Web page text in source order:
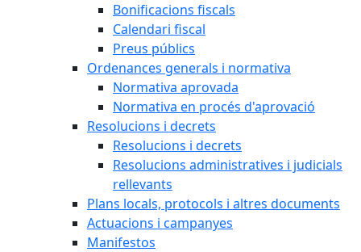
Bonificacions fiscals
Calendari fiscal
Preus públics
Ordenances generals i normativa
Normativa aprovada
Normativa en procés d'aprovació
Resolucions i decrets
Resolucions i decrets
Resolucions administratives i judicials
rellevants
Plans locals, protocols i altres documents
Actuacions i campanyes
Manifestos